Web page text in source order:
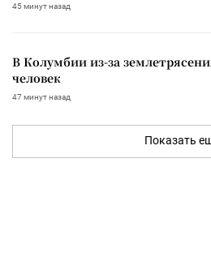
45 минут назад
В Колумбии из-за
человек
47 минут назад
Показать